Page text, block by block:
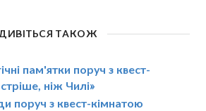
ТАКОЖ
пам'ятки поруч з квест-
ніж Чилі»
поруч з квест-кімнатою